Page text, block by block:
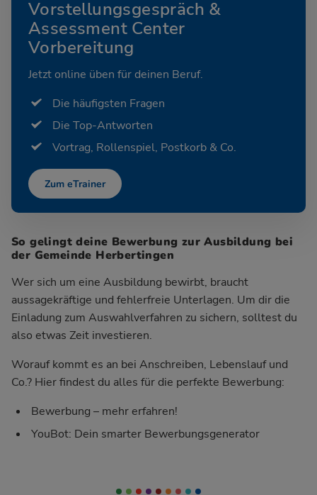
Vorstellungsgespräch &
Assessment Center
Vorbereitung
Jetzt online üben für deinen Beruf.
Die häufigsten Fragen
Die Top-Antworten
Vortrag, Rollenspiel, Postkorb & Co.
Zum eTrainer
So gelingt deine Bewerbung zur Ausbildung bei
der Gemeinde Herbertingen
Wer sich um eine Ausbildung bewirbt, braucht
aussagekräftige und fehlerfreie Unterlagen. Um dir die
Einladung zum Auswahlverfahren zu sichern, solltest du
also etwas Zeit investieren.
Worauf kommt es an bei Anschreiben, Lebenslauf und
Co.? Hier findest du alles für die perfekte Bewerbung:
Bewerbung – mehr erfahren!
YouBot: Dein smarter Bewerbungsgenerator